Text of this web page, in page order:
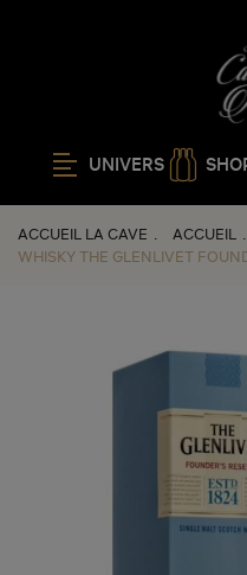
UNIVERS
ACCUEIL LA CAVE
ACCUEIL
WHISKY THE GLENLIVET